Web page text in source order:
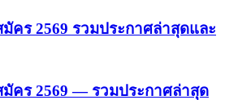
คร 2569 รวมประกาศล่าสุดและ
มัคร 2569 — รวมประกาศล่าสุด